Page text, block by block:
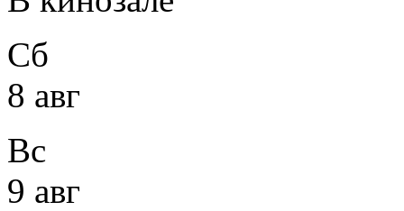
Сб
8 авг
Вс
9 авг